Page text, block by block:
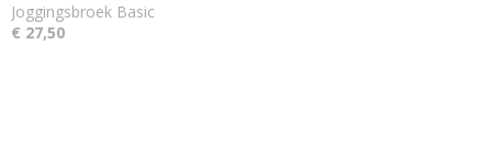
Joggingsbroek Basic
€ 27,50